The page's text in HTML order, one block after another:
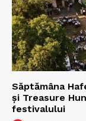
Săptămâna
şi Treasure
festivalului